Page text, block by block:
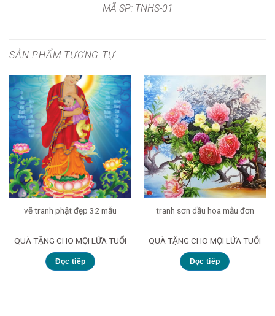
MÃ SP: TNHS-01
SẢN PHẨM TƯƠNG TỰ
vẽ tranh phật đẹp 32 mẫu
QUÀ TẶNG CHO MỌI LỨA TUỔI
Đọc tiếp
tranh sơn dầu hoa mẫu đơn
QUÀ TẶNG CHO MỌI LỨA TUỔI
Đọc tiếp